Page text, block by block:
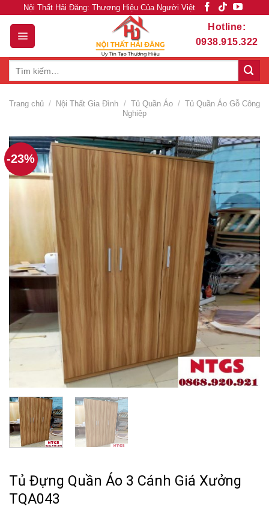
content
Nội Thất Hải Đăng: Thương Hiệu Của Người Việt
Hotline:
0938.915.322
Trang chủ / Nội Thất Gia Đình / Tủ Quần Áo / Tủ Quần Áo Gỗ Công
Nghiệp
-23%
Tủ Đựng Quần Áo 3 Cánh Giá Xưởng
TQA043